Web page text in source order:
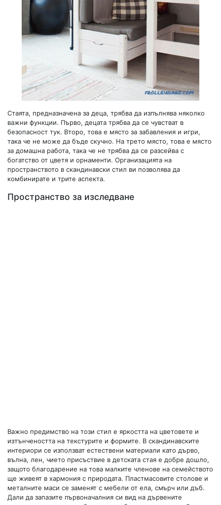
Стаята, предназначена за деца, трябва да изпълнява няколко
важни функции. Първо, децата трябва да се чувстват в
безопасност тук. Второ, това е място за забавления и игри,
така че не може да бъде скучно. На трето място, това е място
за домашна работа, така че не трябва да се разсейва с
богатство от цветя и орнаменти. Организацията на
пространството в скандинавски стил ви позволява да
комбинирате и трите аспекта.
Пространство за изследване
Важно предимство на този стил е яркостта на цветовете и
изтънчеността на текстурите и формите. В скандинавските
интериори се използват естествени материали като дърво,
вълна, лен, чието присъствие в детската стая е добре дошло,
защото благодарение на това малките членове на семейството
ще живеят в хармония с природата. Пластмасовите столове и
металните маси се заменят с мебели от ела, смърч или дъб.
Дали да запазите първоначалния си вид на дървените